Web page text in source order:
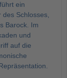
ein
Schlosses,
Barock. Im
und
auf die